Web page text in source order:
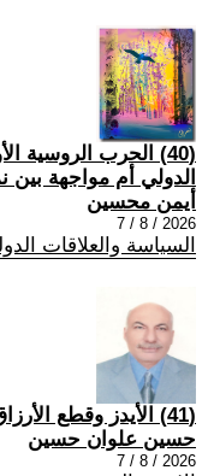
(40) الحرب الروسية
الدولي أم مواجهة
أيمن محسين
2026 / 8 / 7
السياسة والعلاقات
(41) الأيدز وقطع الأرزاق ونَعْنَعة الضلوع
حسين علوان حسين
2026 / 8 / 7